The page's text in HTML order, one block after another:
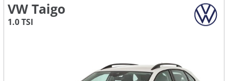
VW Taigo
1.0 TSI